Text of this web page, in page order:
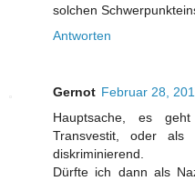
solchen
Antworten
Gernot Februar 28,
Hauptsache, es
Transvestit, oder
diskriminierend.
Dürfte ich dann als